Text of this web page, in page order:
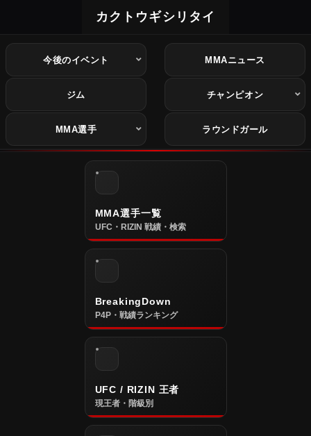
カクトウギシリタイ
今後のイベント MMAニュース
ジム チャンピオン
MMA選手 ラウンドガール
MMA選手一覧
UFC・RIZIN 戦績・検索
BreakingDown
P4P・戦績ランキング
UFC / RIZIN 王者
現王者・階級別